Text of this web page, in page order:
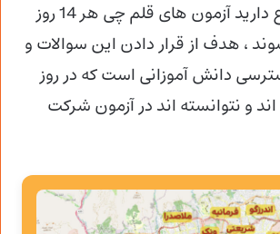
همانطور که اطلاع دارید آزمون های قلم چی هر 14 روز
، هدف از قرار دادن این سوالات و
دانش آموزانی است که در روز
و نتوانسته اند در آزمون شرکت